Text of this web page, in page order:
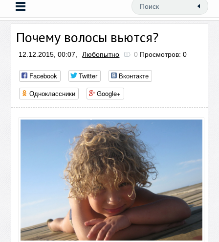
Почему волосы вьются?
12.12.2015, 00:07, Любопытно 0 Просмотров: 0
Facebook Twitter
Вконтакте
Одноклассники
Google+